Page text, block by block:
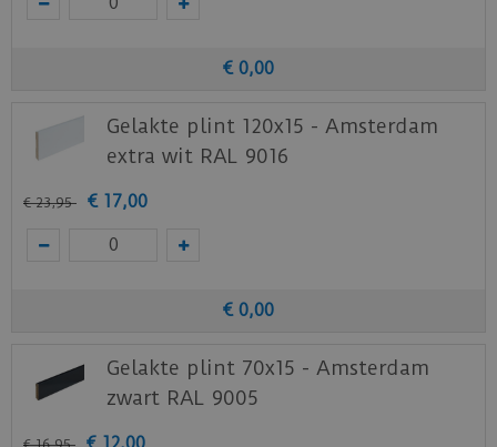
€ 0,00
Gelakte plint 120x15 - Amsterdam
extra wit RAL 9016
€ 23,95 € 17,00
€ 0,00
Gelakte plint 70x15 - Amsterdam
zwart RAL 9005
€ 16,95 € 12,00